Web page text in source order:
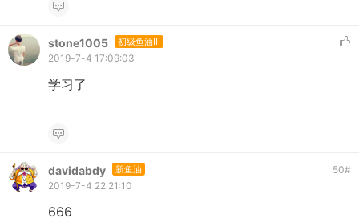
stone1005 初级鱼油III
2019-7-4 17:09:03
学习了
davidabdy 新鱼油 50#
2019-7-4 22:21:10
666